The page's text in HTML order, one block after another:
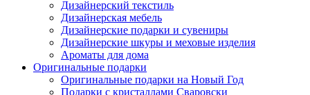
Дизайнерский текстиль
Дизайнерская мебель
Дизайнерские подарки и сувениры
Дизайнерские шкуры и меховые изделия
Ароматы для дома
Оригинальные подарки
Оригинальные подарки на Новый Год
Подарки с кристаллами Сваровски